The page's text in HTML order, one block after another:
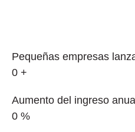
Pequeñas empresas
0 +
Aumento del ingreso
0 %